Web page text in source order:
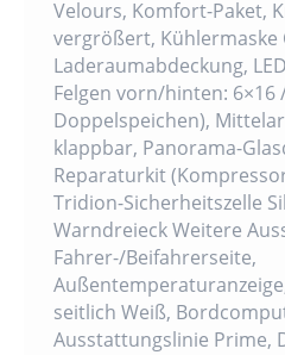
Velours, Komfort-Paket,
vergrößert, Kühlermaske
Laderaumabdeckung,
Felgen vorn/hinten: 6×16
Doppelspeichen),
klappbar, Panorama-
Reparaturkit
Tridion-Sicherheitszelle
Warndreieck Weitere
Fahrer-/Beifahrerseite,
seitlich Weiß,
Ausstattungslinie Prime,